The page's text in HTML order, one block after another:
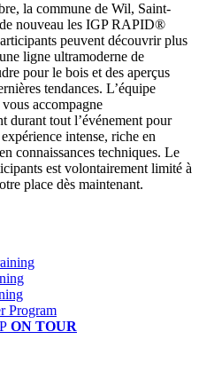
la commune de Wil, Saint-
nouveau les IGP RAPID®
peuvent découvrir plus
ligne ultramoderne de
pour le bois et des aperçus
tendances. L’équipe
accompagne
durant tout l’événement pour
intense, riche en
connaissances techniques. Le
est volontairement limité à
place dès maintenant.
Program
ON TOUR